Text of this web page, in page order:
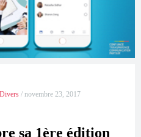
Divers / novembre 23, 2017
sa 1ère édition